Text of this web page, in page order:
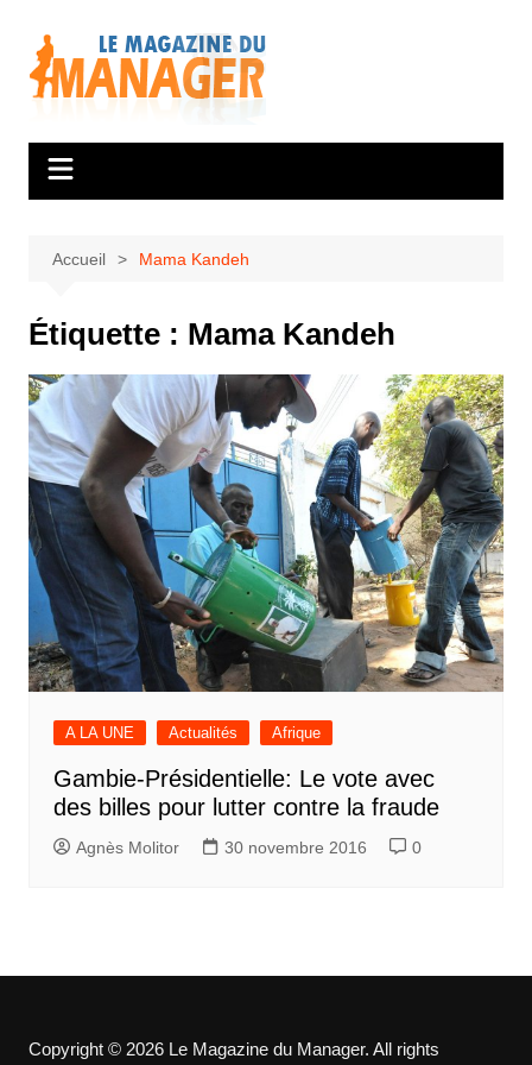
contenu
Accueil Mama Kandeh
Étiquette : Mama Kandeh
A LA UNE Actualités Afrique
Gambie-Présidentielle: Le vote avec
des billes pour lutter contre la fraude
Agnès Molitor 30 novembre 2016 0
Copyright © 2026 Le Magazine du Manager. All rights